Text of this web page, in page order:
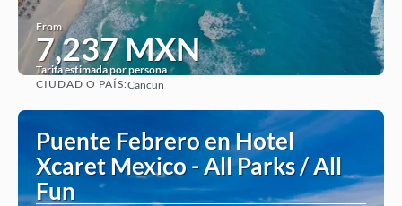
From
7,237 MXN
Tarifa estimada por persona
CIUDAD O PAÍS:Cancun
Puente Febrero en Hotel
Xcaret Mexico - All Parks / All
Fun